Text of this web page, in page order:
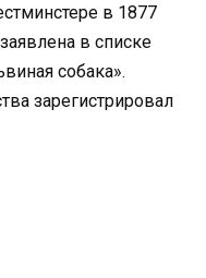
в 1877
в списке
собака».
зарегистрировал